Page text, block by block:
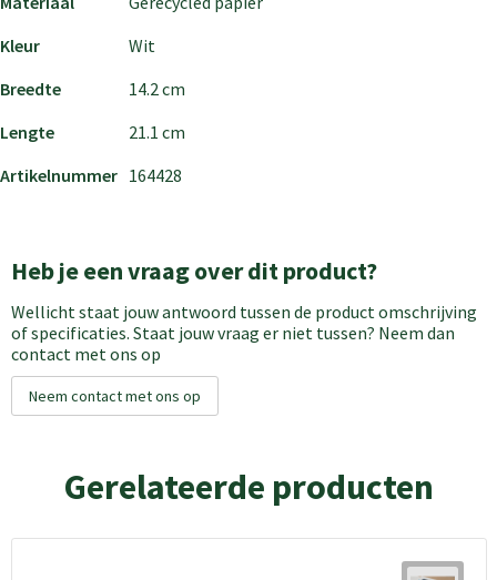
Kleur
Wit
Breedte
14.2 cm
Lengte
21.1 cm
Artikelnummer 164428
Heb je een vraag over dit product?
Wellicht staat jouw antwoord tussen de product omschrijving
of specificaties. Staat jouw vraag er niet tussen? Neem dan
contact met ons op
Neem contact met ons op
Gerelateerde producten